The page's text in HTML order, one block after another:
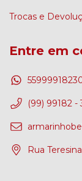
Trocas e
Entre em
(99) 99182 -
Rua